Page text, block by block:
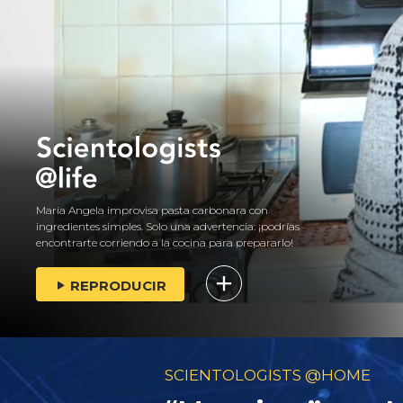
Maria Angela improvisa pasta carbonara con
ingredientes simples. Solo una advertencia: ¡podrías
encontrarte corriendo a la cocina para prepararlo!
REPRODUCIR
SCIENTOLOGISTS @HOME